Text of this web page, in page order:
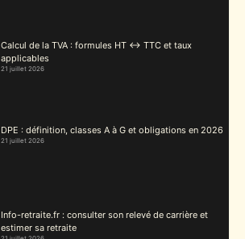
Calcul de la TVA : formules HT ↔ TTC et taux
applicables
21 juillet 2026
DPE : définition, classes A à G et obligations en 2026
21 juillet 2026
Info-retraite.fr : consulter son relevé de carrière et
estimer sa retraite